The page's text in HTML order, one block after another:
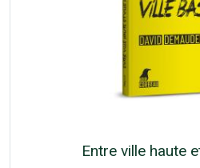
Entre ville haute